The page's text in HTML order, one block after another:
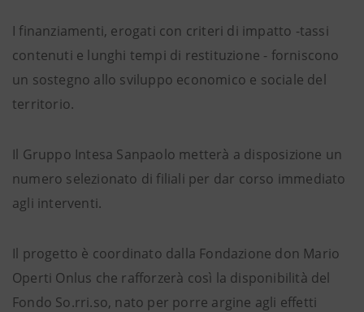
I finanziamenti, erogati con criteri di impatto -tassi
contenuti e lunghi tempi di restituzione - forniscono
un sostegno allo sviluppo economico e sociale del
territorio.
Il Gruppo Intesa Sanpaolo metterà a disposizione un
numero selezionato di filiali per dar corso immediato
agli interventi.
Il progetto è coordinato dalla Fondazione don Mario
Operti Onlus che rafforzerà così la disponibilità del
Fondo So.rri.so, nato per porre argine agli effetti